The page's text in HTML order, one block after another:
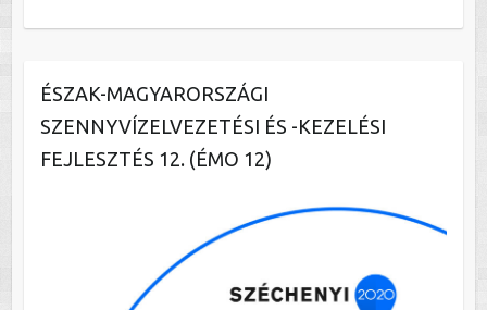
ÉSZAK-MAGYARORSZÁGI
SZENNYVÍZELVEZETÉSI ÉS -KEZELÉSI
FEJLESZTÉS 12. (ÉMO 12)